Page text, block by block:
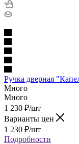
Ручка дверная
Много
Много
1 230 ₽/шт
Варианты цен
1 230 ₽/шт
Подробности